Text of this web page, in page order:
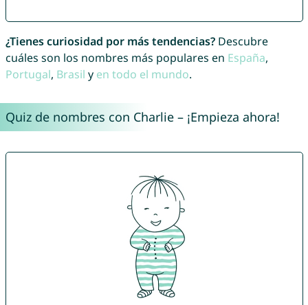
¿Tienes curiosidad por más tendencias?Descubre
cuáles son los nombres más populares en España,
Portugal, Brasil y en todo el mundo.
Quiz de nombres con Charlie – ¡Empieza ahora!